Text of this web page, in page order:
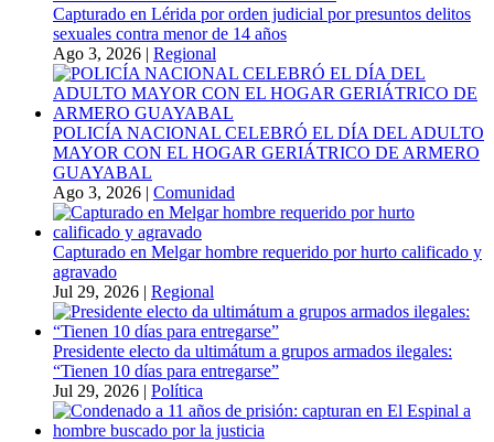
Capturado en Lérida por orden judicial por presuntos delitos
sexuales contra menor de 14 años
Ago 3, 2026 | Regional
POLICÍA NACIONAL CELEBRÓ EL DÍA DEL ADULTO
MAYOR CON EL HOGAR GERIÁTRICO DE ARMERO
GUAYABAL
Ago 3, 2026 | Comunidad
Capturado en Melgar hombre requerido por hurto calificado y
agravado
Jul 29, 2026 | Regional
Presidente electo da ultimátum a grupos armados ilegales:
“Tienen 10 días para entregarse”
Jul 29, 2026 | Política